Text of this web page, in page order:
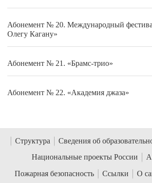
Абонемент № 20. Международный
Олегу Кагану»
Абонемент № 21. «Брамс-трио»
Абонемент № 22. «Академия джаза»
Структура
Сведения об
Национальные проекты России
Пожарная безопасность
Ссылки О